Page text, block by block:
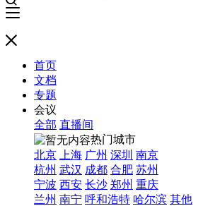
首页
文档
专题
会议
全部 直播间
热门城市
北京
上海 广州 深圳 南京
杭州 武汉 成都 合肥 苏州
宁波 西安 长沙 郑州 重庆
兰州 南宁 呼和浩特 哈尔滨 其他